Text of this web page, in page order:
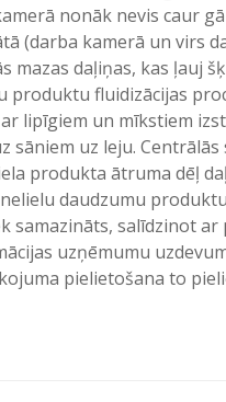
nonāk nevis caur
(darba kamerā un virs
mazas daļiņas, kas ļauj
fluidizācijas
lipīgiem un mīkstiem
sāniem uz leju.
produkta ātruma dēļ
daudzumu
samazināts, salīdzinot
uzņēmumu
pielietošana to